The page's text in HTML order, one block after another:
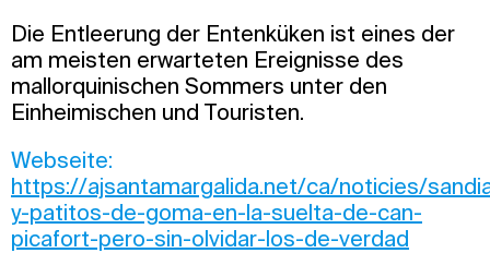
Die Entleerung der Entenküken ist eines der
am meisten erwarteten Ereignisse des
mallorquinischen Sommers unter den
Einheimischen und Touristen.
Webseite:
https://ajsantamargalida.net/ca/noticies/
y-patitos-de-goma-en-la-suelta-de-can-
picafort-pero-sin-olvidar-los-de-verdad